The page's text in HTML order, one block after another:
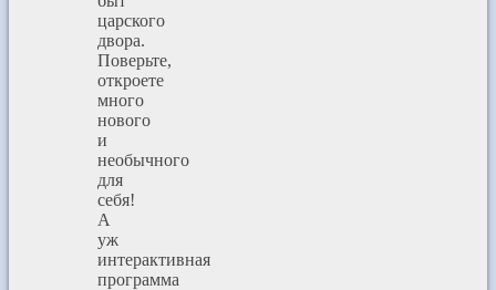
царского
двора.
Поверьте,
откроете
много
нового
и
необычного
для
себя!
А
уж
интерактивная
программа